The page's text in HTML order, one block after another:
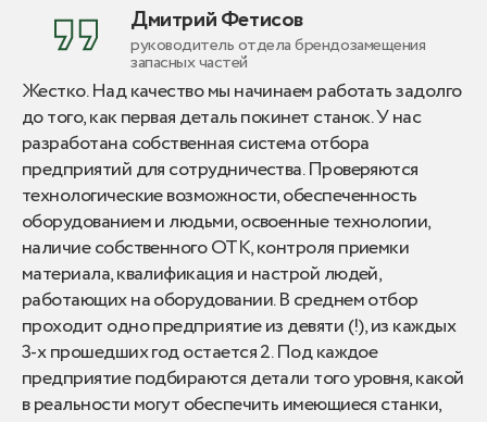
Жестко. Над качество мы начинаем работать задолго
до того, как первая деталь покинет станок. У нас
разработана собственная система отбора
предприятий для сотрудничества. Проверяются
технологические возможности, обеспеченность
оборудованием и людьми, освоенные технологии,
наличие собственного ОТК, контроля приемки
материала, квалификация и настрой людей,
работающих на оборудовании. В среднем отбор
проходит одно предприятие из девяти (!), из каждых
3-х прошедших год остается 2. Под каждое
предприятие подбираются детали того уровня, какой
в реальности могут обеспечить имеющиеся станки,
Дмитрий Фетисов
руководитель отдела брендозамещения
запасных частей